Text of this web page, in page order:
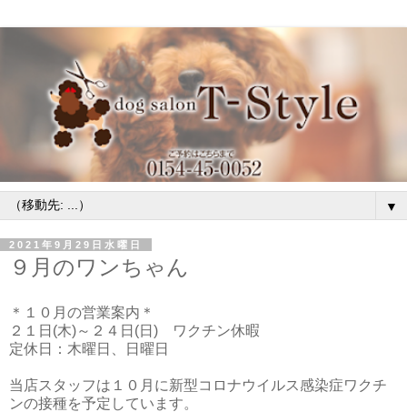
▼
2021年9月29日水曜日
９月のワンちゃん
＊１０月の営業案内＊
２１日(木)～２４日(日) ワクチン休暇
定休日：木曜日、日曜日
当店スタッフは１０月に新型コロナウイルス感染症ワクチ
ンの接種を予定しています。